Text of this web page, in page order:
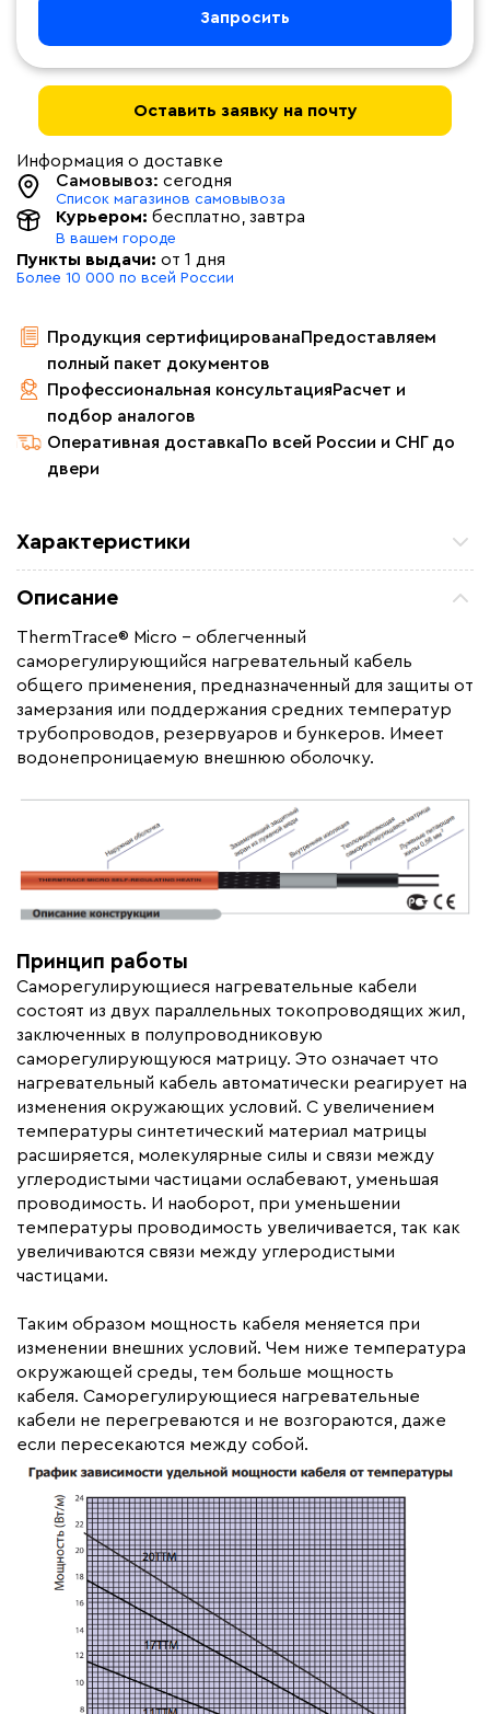
Запросить
Оставить заявку на почту
Информация о доставке
Самовывоз: сегодня
Список магазинов самовывоза
Курьером: бесплатно , завтра
В вашем городе
Пункты выдачи: от 1 дня
Более 10 000 по всей России
Продукция сертифицированаПредоставляем
полный пакет документов
Профессиональная консультацияРасчет и
подбор аналогов
Оперативная доставкаПо всей России и СНГ до
двери
Характеристики
резервуаров и емкостей
Монтаж Внутренний, Наружный
Толщина (мм)
Гарантия (год)
Срок службы(год) 25
Область применения Промышленный обогрев
Максимальная температура(C)
Тип кабеля саморегулирующийся
Бренд
Материал Термопластик
Минимальный радиус изгиба (мм)
Описание
ThermTrace® Micro – облегченный
саморегулирующийся нагревательный кабель
общего применения, предназначенный для защиты от
замерзания или поддержания средних температур
трубопроводов, резервуаров и бункеров. Имеет
водонепроницаемую внешнюю оболочку.
Принцип работы
Саморегулирующиеся нагревательные кабели
состоят из двух параллельных токопроводящих жил,
заключенных в полупроводниковую
саморегулирующуюся матрицу. Это означает что
нагревательный кабель автоматически реагирует на
изменения окружающих условий. С увеличением
температуры синтетический материал матрицы
расширяется, молекулярные силы и связи между
углеродистыми частицами ослабевают, уменьшая
проводимость. И наоборот, при уменьшении
температуры проводимость увеличивается, так как
увеличиваются связи между углеродистыми
частицами.
Таким образом мощность кабеля меняется при
изменении внешних условий. Чем ниже температура
окружающей среды, тем больше мощность
кабеля. Саморегулирующиеся нагревательные
кабели не перегреваются и не возгораются, даже
если пересекаются между собой.